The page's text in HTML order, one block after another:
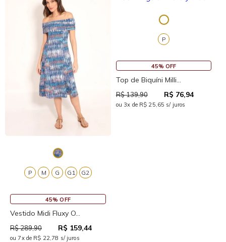
G1
G
M G2
P
45% OFF
Vestido Midi Fluxy O...
R$ 289,90 R$ 159,44
ou 7x de R$ 22,78 s/ juros
P
45% OFF
Top de Biquíni Milli...
R$ 139,90 R$ 76,94
ou 3x de R$ 25,65 s/ juros